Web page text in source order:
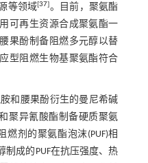
等领域[37]。目前，聚氨酯
可再生资源合成聚氨酯一
果酚制备阻燃多元醇以替
型阻燃生物基聚氨酯符合
和腰果酚衍生的曼尼希碱
聚异氰酸酯制备硬质聚氨
燃剂的聚氨酯泡沫(PUF)相
制成的PUF在抗压强度、热